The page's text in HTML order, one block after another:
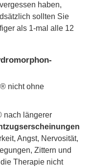
haben,
sollten Sie
als 1-mal alle 12
nicht ohne
nach längerer
Angst, Nervosität,
Zittern und
Therapie nicht